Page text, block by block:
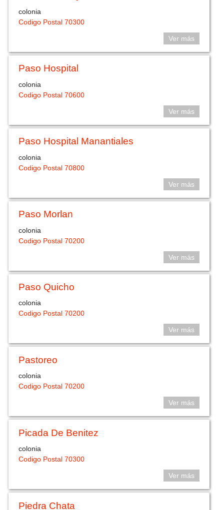
colonia
Codigo Postal 70300
Ver más
Paso Hospital
colonia
Codigo Postal 70600
Ver más
Paso Hospital Manantiales
colonia
Codigo Postal 70800
Ver más
Paso Morlan
colonia
Codigo Postal 70200
Ver más
Paso Quicho
colonia
Codigo Postal 70200
Ver más
Pastoreo
colonia
Codigo Postal 70200
Ver más
Picada De Benitez
colonia
Codigo Postal 70300
Ver más
Piedra Chata